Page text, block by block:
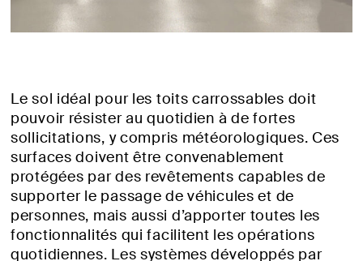
Le sol idéal pour les toits carrossables doit
pouvoir résister au quotidien à de fortes
sollicitations, y compris météorologiques. Ces
surfaces doivent être convenablement
protégées par des revêtements capables de
supporter le passage de véhicules et de
personnes, mais aussi d’apporter toutes les
fonctionnalités qui facilitent les opérations
quotidiennes. Les systèmes développés par